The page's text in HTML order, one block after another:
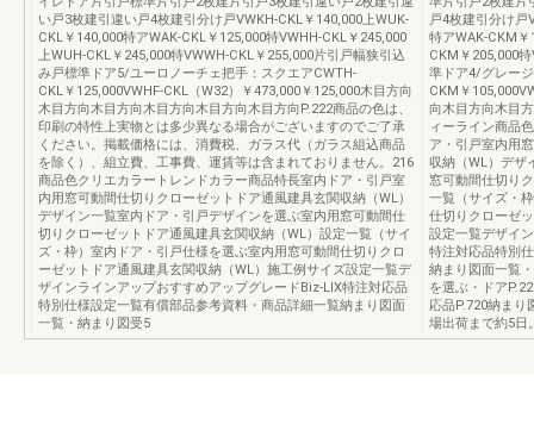
い戸3枚建引違い戸4枚建引分け戸VWKH-CKL￥140,000上WUK-
CKL￥140,000特アWAK-CKL￥125,000特VWHH-CKL￥245,000
上WUH-CKL￥245,000特VWWH-CKL￥255,000片引戸幅狭引込
み戸標準ドア5/ユーロノーチェ把手：スクエアCWTH-
CKL￥125,000VWHF-CKL（W32）￥473,000￥125,000木目方向
木目方向木目方向木目方向木目方向木目方向P.222商品の色は、
印刷の特性上実物とは多少異なる場合がございますのでご了承
ください。掲載価格には、消費税、ガラス代（ガラス組込商品
を除く）、組立費、工事費、運賃等は含まれておりません。216
商品色クリエカラートレンドカラー商品特長室内ドア・引戸室
内用窓可動間仕切りクローゼットドア通風建具玄関収納（WL）
デザイン一覧室内ドア・引戸デザインを選ぶ室内用窓可動間仕
切りクローゼットドア通風建具玄関収納（WL）設定一覧（サイ
ズ・枠）室内ドア・引戸仕様を選ぶ室内用窓可動間仕切りクロ
ーゼットドア通風建具玄関収納（WL）施工例サイズ設定一覧デ
ザインラインアップおすすめアップグレードBiz-LIX特注対応品
特別仕様設定一覧有償部品参考資料・商品詳細一覧納まり図面
一覧・納まり図受5
戸4枚建引分け戸
特アWAK-CKM
CKM￥205,000
準ドア4/グレー
CKM￥
向木目方向木目
ィーライン商品
ア・引戸室内用
収納（WL）デザ
窓可動間仕切り
一覧（サイズ・
仕切りクローゼ
設定一覧デザイ
特注対応品特別
納まり図面一覧
を選ぶ・ドア
応品P.720納まり
場出荷まで約5日